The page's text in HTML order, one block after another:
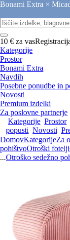
Bonami Extra ×
10 € za vas
Kategorije
Prostor
Bonami Extra
Navdih
Posebne ponudbe in
Novosti
Premium izdelki
Za poslovne partnerje
Kategorije Prostor
popusti Novosti
DomovKategorijeZa
pohištvoOtroški fotelji
...Otroško sedežno